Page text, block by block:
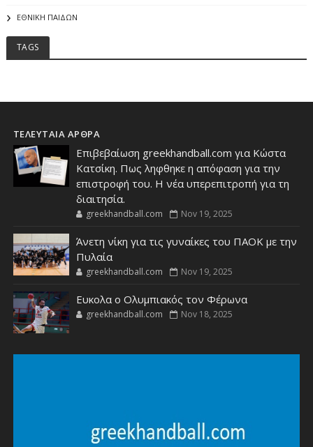
ΕΘΝΙΚΗ ΠΑΙΔΩΝ
TAGS
ΤΕΛΕΥΤΑΙΑ ΑΡΘΡΑ
Επιβεβαίωση greekhandball.com για Κώστα
Κατσίκη. Πως ληφθηκε η απόφαση για την
επιστροφή του. Η νέα υπερεπιτροπή για τη
διαιτησία.
greekhandball.com Nov 19, 2025
Άνετη νίκη για τις γυναίκες του ΠΑΟΚ με την
Πυλαία
greekhandball.com Nov 19, 2025
Ευκολα ο Ολυμπιακός τον Φέρωνα
greekhandball.com Nov 18, 2025